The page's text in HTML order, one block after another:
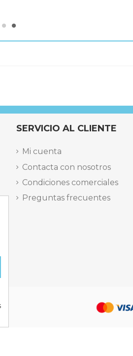
SERVICIO AL CLIENTE
Mi cuenta
Contacta con nosotros
Condiciones comerciales
Preguntas frecuentes